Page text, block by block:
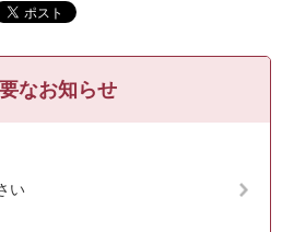
なお知らせ
い